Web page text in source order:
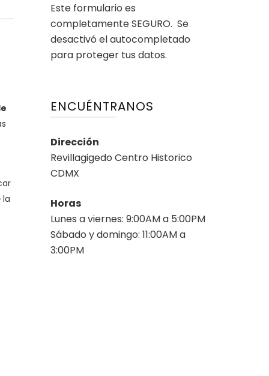
la
Este formulario es
completamente SEGURO. Se
desactivó el autocompletado
para proteger tus datos.
ENCUÉNTRANOS
Dirección
Revillagigedo Centro Historico
CDMX
Horas
Lunes a viernes: 9:00AM a 5:00PM
Sábado y domingo: 11:00AM a
3:00PM